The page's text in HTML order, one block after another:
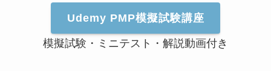
Udemy PMP模擬試験講座
模擬試験・ミニテスト・解説動画付き